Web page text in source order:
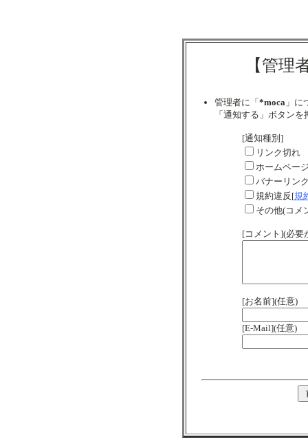
【管理
管理者に「 *moca 」に
「通知する」ボタン
[通知種別]
リンク切れ
ホームペー
バナーリン
規約違反[規
その他(コメ
[コメント](必要
[お名前](任意)
[E-Mail](任意)